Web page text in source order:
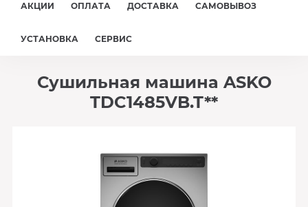
АКЦИИ ОПЛАТА ДОСТАВКА САМОВЫВОЗ
УСТАНОВКА СЕРВИС
Сушильная машина ASKO
TDC1485VB.T**